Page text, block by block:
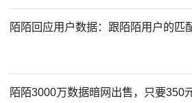
陌陌回应用户数据：跟陌陌用户的匹
陌陌3000万数据暗网出售，只要350